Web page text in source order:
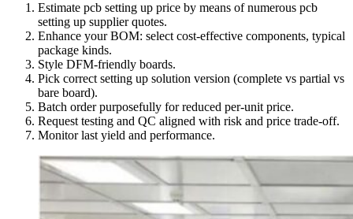
Estimate pcb setting up price by means of numerous pcb
setting up supplier quotes.
Enhance your BOM: select cost‑effective components, typical
package kinds.
Style DFM‑friendly boards.
Pick correct setting up solution version (complete vs partial vs
bare board).
Batch order purposefully for reduced per‑unit price.
Request testing and QC aligned with risk and price trade‑off.
Monitor last yield and performance.